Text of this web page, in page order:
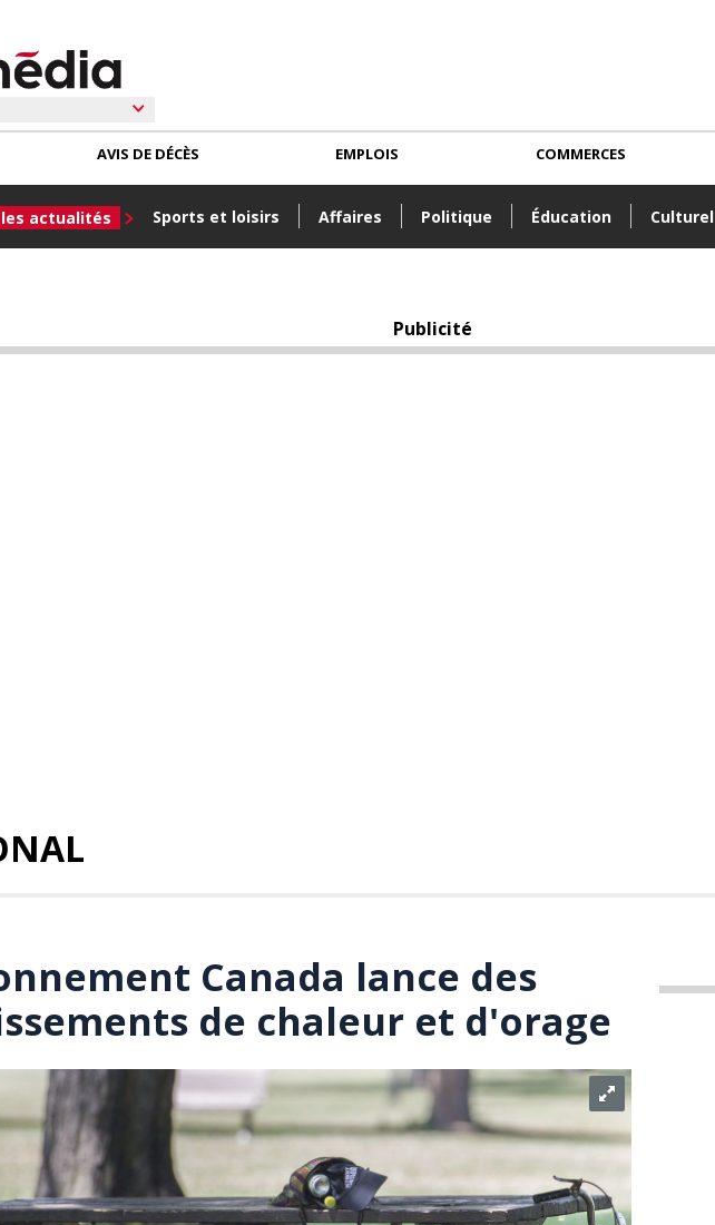
actualités Sports et loisirs Affaires Politique Éducation Culturel
AVIS DE DÉCÈS EMPLOIS COMMERCES
Publicité
Canada lance des
de chaleur et d'orage